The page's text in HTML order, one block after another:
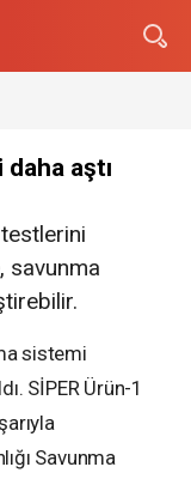
aştı
savunma
sistemi
SİPER Ürün-1
Savunma